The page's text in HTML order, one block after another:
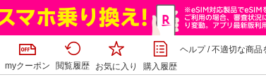
myクーポン 閲覧履歴 お気に入り 購入履歴
ヘルプ/不適切な商品